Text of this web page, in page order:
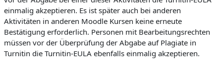
einmalig akzeptieren. Es ist später auch bei anderen
Aktivitäten in anderen Moodle Kursen keine erneute
Bestätigung erforderlich. Personen mit Bearbeitungsrechten
müssen vor der Überprüfung der Abgabe auf Plagiate in
Turnitin die Turnitin-EULA ebenfalls einmalig akzeptieren.